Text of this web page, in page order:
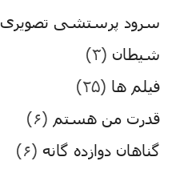
سرود پرستشی تصویری
شیطان (۳)
فیلم ها (۲۵)
قدرت من هستم (۶)
گناهان دوازده گانه (۶)